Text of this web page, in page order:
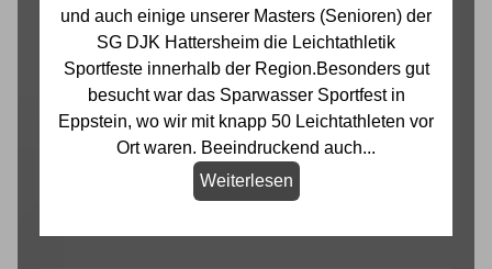
und auch einige unserer Masters (Senioren) der
SG DJK Hattersheim die Leichtathletik
Sportfeste innerhalb der Region.Besonders gut
besucht war das Sparwasser Sportfest in
Eppstein, wo wir mit knapp 50 Leichtathleten vor
Ort waren. Beeindruckend auch...
Weiterlesen